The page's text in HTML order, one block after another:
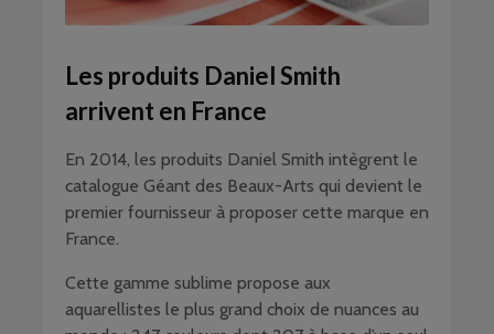
Les produits Daniel Smith
arrivent en France
En 2014, les produits Daniel Smith intègrent le
catalogue Géant des Beaux-Arts qui devient le
premier fournisseur à proposer cette marque en
France.
Cette gamme sublime propose aux
aquarellistes le plus grand choix de nuances au